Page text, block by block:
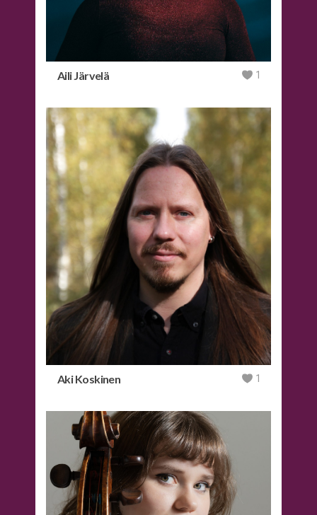
Aili Järvelä 1
Aki Koskinen 1